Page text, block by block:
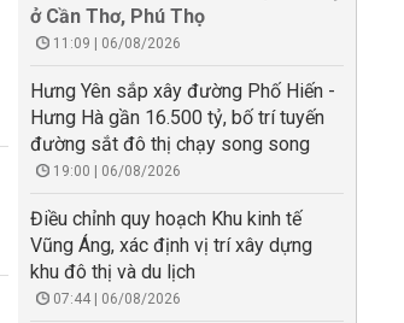
ở Cần Thơ, Phú Thọ
11:09 | 06/08/2026
Hưng Yên sắp xây đường Phố Hiến -
Hưng Hà gần 16.500 tỷ, bố trí tuyến
đường sắt đô thị chạy song song
19:00 | 06/08/2026
Điều chỉnh quy hoạch Khu kinh tế
Vũng Áng, xác định vị trí xây dựng
khu đô thị và du lịch
07:44 | 06/08/2026